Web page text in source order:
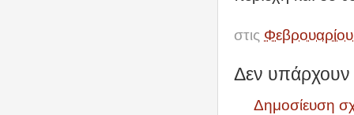
στις
Δεν υπάρχουν
Δημοσίευση